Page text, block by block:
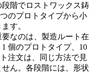
階でロストワックス鋳
のプロトタイプから小
す。
なのは、製造ルート在
個のプロトタイプ、10
注文は、同じ方法で見
ん。各段階には、形状